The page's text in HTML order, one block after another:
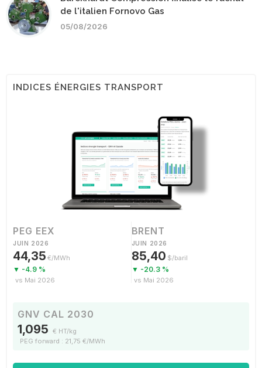
de l'italien Fornovo Gas
05/08/2026
INDICES ÉNERGIES TRANSPORT
PEG EEX
JUIN 2026
44,35 €/MWh
▼ -4.9 %
vs Mai 2026
BRENT
JUIN 2026
85,40 $/baril
▼ -20.3 %
vs Mai 2026
GNV CAL 2030
1,095 € HT/kg
PEG forward : 21,75 €/MWh